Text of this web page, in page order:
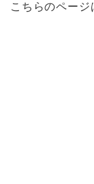
こちらのペー